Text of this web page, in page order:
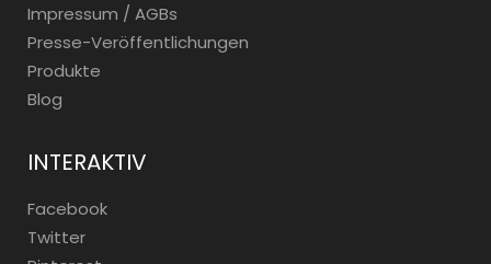
Impressum / AGBs
Presse-Veröffentlichungen
Produkte
Blog
INTERAKTIV
Facebook
Twitter